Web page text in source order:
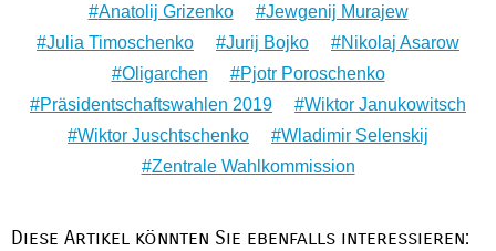
Anatolij Grizenko
Jewgenij Murajew
Julia Timoschenko
Jurij Bojko
Nikolaj Asarow
Oligarchen
Pjotr Poroschenko
Präsidentschaftswahlen 2019
Wiktor Janukowitsch
Wiktor Juschtschenko
Wladimir Selenskij
Zentrale Wahlkommission
Diese Artikel könnten Sie ebenfalls interessieren: